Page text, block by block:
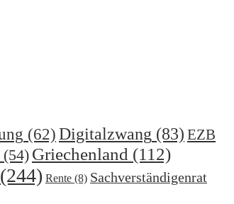
(62) Digitalzwang (83) EZB
(54) Griechenland (112)
(244) Rente (8) Sachverständigenrat